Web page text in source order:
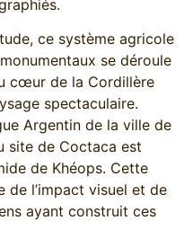
ce système agricole
se déroule
cœur de la Cordillère
spectaculaire.
Argentin de la ville de
site de Coctaca est
de Khéops. Cette
de l’impact visuel et de
ayant construit ces